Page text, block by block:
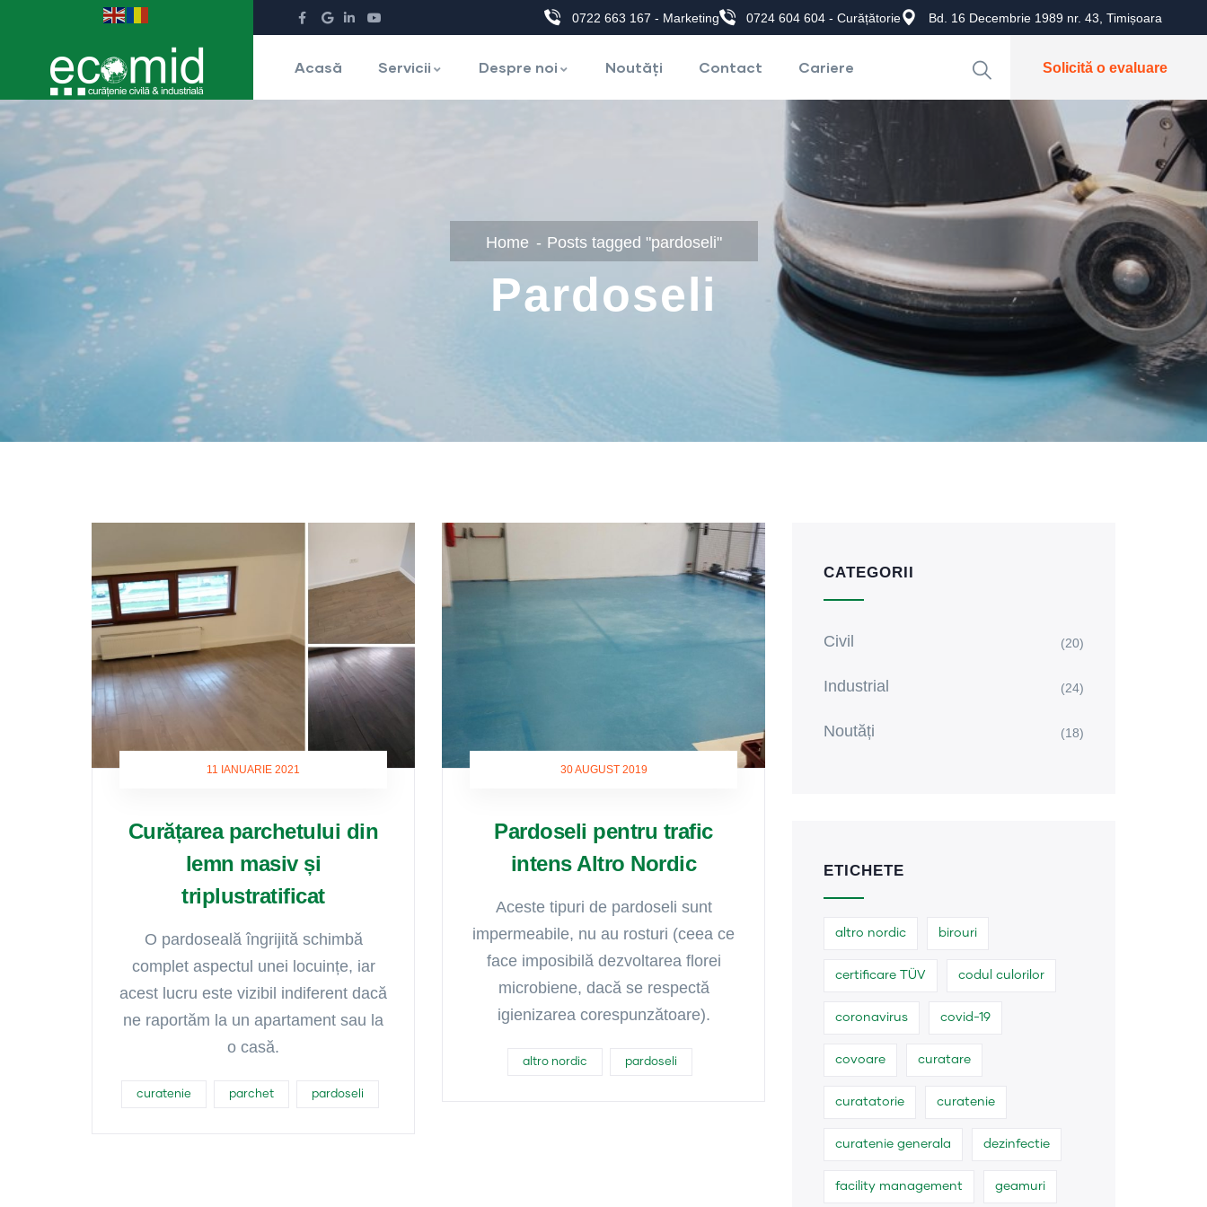
0722 663 167 - Marketing 0724 604 604 - Curățătorie Bd. 16 Decembrie 1989 nr. 43, Timișoara
Acasă Servicii Despre noi Noutăți Contact Cariere Solicită o evaluare
Home Posts tagged "pardoseli"
Pardoseli
11 IANUARIE 2021
Curățarea parchetului din
lemn masiv și
triplustratificat
O pardoseală îngrijită schimbă
complet aspectul unei locuințe, iar
acest lucru este vizibil indiferent dacă
ne raportăm la un apartament sau la
o casă.
curatenie parchet pardoseli
30 AUGUST 2019
Pardoseli pentru trafic
intens Altro Nordic
Aceste tipuri de pardoseli sunt
impermeabile, nu au rosturi (ceea ce
face imposibilă dezvoltarea florei
microbiene, dacă se respectă
igienizarea corespunzătoare).
altro nordic pardoseli
CATEGORII
Civil (20)
Industrial (24)
Noutăți (18)
ETICHETE
altro nordic birouri
certificare TÜV codul culorilor
coronavirus covid-19
covoare curatare
curatatorie curatenie
curatenie generala dezinfectie
facility management geamuri